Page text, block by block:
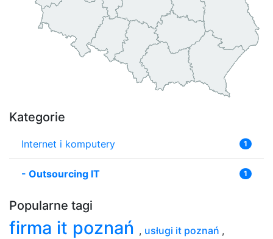
Kategorie
Internet i komputery 1
- Outsourcing IT 1
Popularne tagi
firma it poznań , usługi it poznań ,